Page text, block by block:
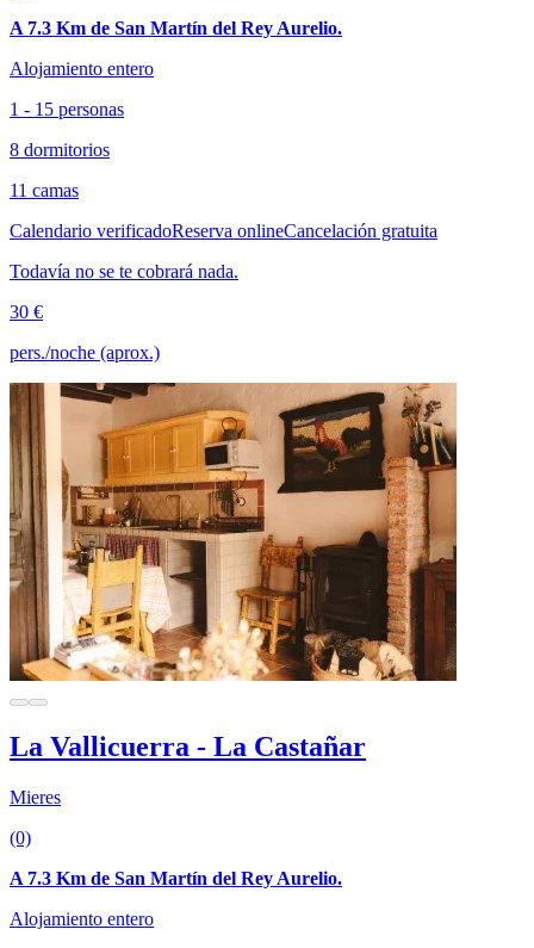
A 7.3 Km de San Martín del Rey Aurelio.
Alojamiento entero
1 - 15 personas
8 dormitorios
11 camas
Calendario verificadoReserva onlineCancelación gratuita
Todavía no se te cobrará nada.
30 €
pers./noche (aprox.)
La Vallicuerra - La Castañar
Mieres
(0)
A 7.3 Km de San Martín del Rey Aurelio.
Alojamiento entero